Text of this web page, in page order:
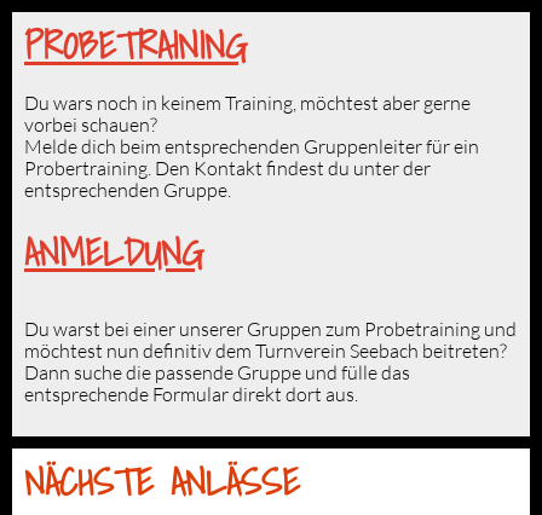
PROBETRAINING
Du wars noch in keinem Training, möchtest aber gerne
vorbei schauen?
Melde dich beim entsprechenden Gruppenleiter für ein
Probertraining. Den Kontakt findest du unter der
entsprechenden Gruppe.
ANMELDUNG
Du warst bei einer unserer Gruppen zum Probetraining und
möchtest nun definitiv dem Turnverein Seebach beitreten?
Dann suche die passende Gruppe und fülle das
entsprechende Formular direkt dort aus.
NÄCHSTE ANLÄSSE